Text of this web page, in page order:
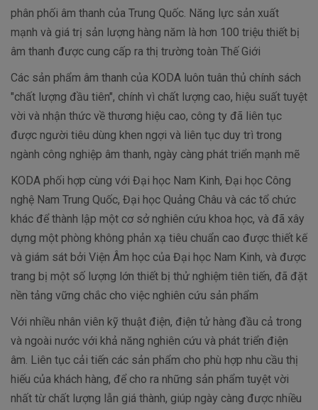
phân phối âm thanh của Trung Quốc. Năng lực sản xuất
mạnh và giá trị sản lượng hàng năm là hơn 100 triệu thiết bị
âm thanh được cung cấp ra thị trường toàn Thế Giới
Các sản phẩm âm thanh của KODA luôn tuân thủ chính sách
"chất lượng đầu tiên", chính vì chất lượng cao, hiệu suất tuyệt
vời và nhận thức về thương hiệu cao, công ty đã liên tục
được người tiêu dùng khen ngợi và liên tục duy trì trong
ngành công nghiệp âm thanh, ngày càng phát triển mạnh mẽ
KODA phối hợp cùng với Đại học Nam Kinh, Đại học Công
nghệ Nam Trung Quốc, Đại học Quảng Châu và các tổ chức
khác để thành lập một cơ sở nghiên cứu khoa học, và đã xây
dựng một phòng không phản xạ tiêu chuẩn cao được thiết kế
và giám sát bởi Viện Âm học của Đại học Nam Kinh, và được
trang bị một số lượng lớn thiết bị thử nghiệm tiên tiến, đã đặt
nền tảng vững chắc cho việc nghiên cứu sản phẩm
Với nhiều nhân viên kỹ thuật điện, điện tử hàng đầu cả trong
và ngoài nước với khả năng nghiên cứu và phát triển điện
âm. Liên tục cải tiến các sản phẩm cho phù hợp nhu cầu thị
hiếu của khách hàng, để cho ra những sản phẩm tuyệt vời
nhất từ chất lượng lẫn giá thành, giúp ngày càng được nhiều